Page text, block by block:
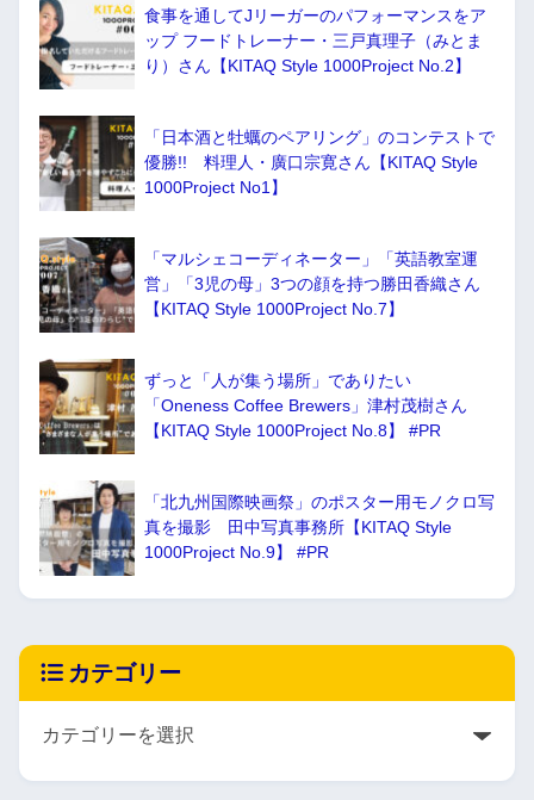
食事を通してJリーガーのパフォーマンスをア
ップ フードトレーナー・三戸真理子（みとま
り）さん【KITAQ Style 1000Project No.2】
「日本酒と牡蠣のペアリング」のコンテストで
優勝!! 料理人・廣口宗寛さん【KITAQ Style
1000Project No1】
「マルシェコーディネーター」「英語教室運
営」「3児の母」3つの顔を持つ勝田香織さん
【KITAQ Style 1000Project No.7】
ずっと「人が集う場所」でありたい
「Oneness Coffee Brewers」津村茂樹さん
【KITAQ Style 1000Project No.8】 #PR
「北九州国際映画祭」のポスター用モノクロ写
真を撮影 田中写真事務所【KITAQ Style
1000Project No.9】 #PR
カテゴリー